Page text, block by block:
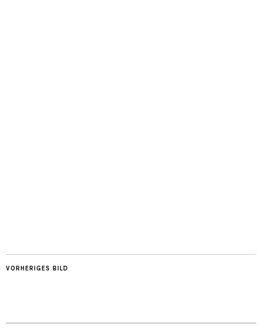
VORHERIGES BILD